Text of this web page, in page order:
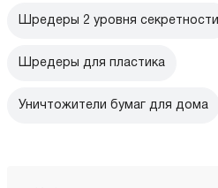
Шредеры 2 уровня секретности
Шредеры для пластика
Уничтожители бумаг для дома